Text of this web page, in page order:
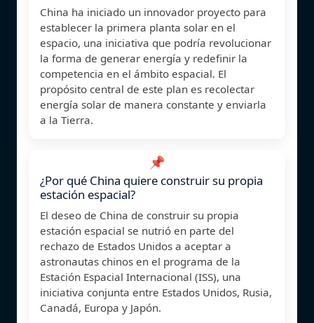
China ha iniciado un innovador proyecto para
establecer la primera planta solar en el
espacio, una iniciativa que podría revolucionar
la forma de generar energía y redefinir la
competencia en el ámbito espacial. El
propósito central de este plan es recolectar
energía solar de manera constante y enviarla
a la Tierra.
📌
¿Por qué China quiere construir su propia
estación espacial?
El deseo de China de construir su propia
estación espacial se nutrió en parte del
rechazo de Estados Unidos a aceptar a
astronautas chinos en el programa de la
Estación Espacial Internacional (ISS), una
iniciativa conjunta entre Estados Unidos, Rusia,
Canadá, Europa y Japón.